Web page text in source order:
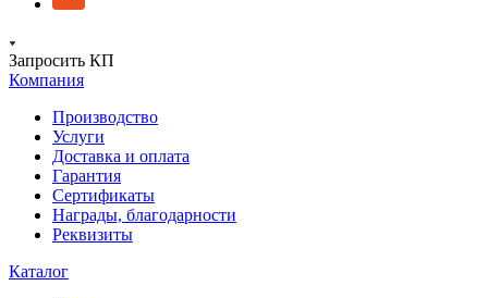
Запросить КП
Компания
Производство
Услуги
Доставка и оплата
Гарантия
Сертификаты
Награды, благодарности
Реквизиты
Каталог